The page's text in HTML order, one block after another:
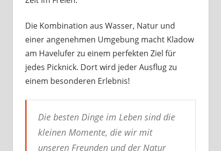
Die Kombination aus Wasser, Natur und
einer angenehmen Umgebung macht Kladow
am Havelufer zu einem perfekten Ziel für
jedes Picknick. Dort wird jeder Ausflug zu
einem besonderen Erlebnis!
Die besten Dinge im Leben sind die
kleinen Momente, die wir mit
unseren Freunden und der Natur